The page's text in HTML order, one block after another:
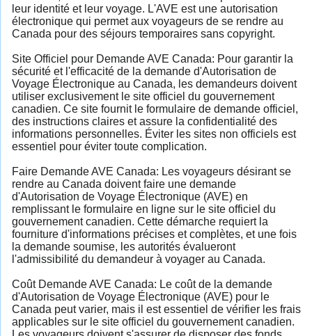
leur identité et leur voyage. L'AVE est une autorisation
électronique qui permet aux voyageurs de se rendre au
Canada pour des séjours temporaires sans copyright.
Site Officiel pour Demande AVE Canada: Pour garantir la
sécurité et l'efficacité de la demande d'Autorisation de
Voyage Électronique au Canada, les demandeurs doivent
utiliser exclusivement le site officiel du gouvernement
canadien. Ce site fournit le formulaire de demande officiel,
des instructions claires et assure la confidentialité des
informations personnelles. Éviter les sites non officiels est
essentiel pour éviter toute complication.
Faire Demande AVE Canada: Les voyageurs désirant se
rendre au Canada doivent faire une demande
d'Autorisation de Voyage Électronique (AVE) en
remplissant le formulaire en ligne sur le site officiel du
gouvernement canadien. Cette démarche requiert la
fourniture d'informations précises et complètes, et une fois
la demande soumise, les autorités évalueront
l'admissibilité du demandeur à voyager au Canada.
Coût Demande AVE Canada: Le coût de la demande
d'Autorisation de Voyage Électronique (AVE) pour le
Canada peut varier, mais il est essentiel de vérifier les frais
applicables sur le site officiel du gouvernement canadien.